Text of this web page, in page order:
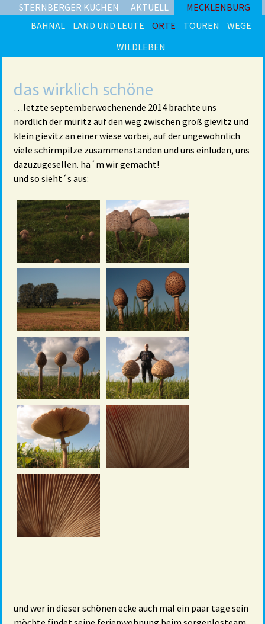
STERNBERGER KUCHEN AKTUELL
MECKLENBURG
BAHNAL
LAND UND LEUTE ORTE TOUREN
WEGE
WILDLEBEN
das wirklich schöne
…letzte septemberwochenende 2014 brachte uns
nördlich der müritz auf den weg zwischen groß gievitz und
klein gievitz an einer wiese vorbei, auf der ungewöhnlich
viele schirmpilze zusammenstanden und uns einluden, uns
dazuzugesellen. ha´m wir gemacht!
und so sieht´s aus:
und wer in dieser schönen ecke auch mal ein paar tage sein